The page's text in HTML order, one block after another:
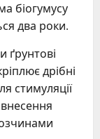
біогумусу
два роки.
ґрунтові
дрібні
стимуляції